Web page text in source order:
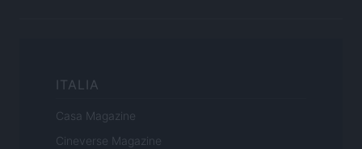
ITALIA
Casa Magazine
Cineverse Magazine